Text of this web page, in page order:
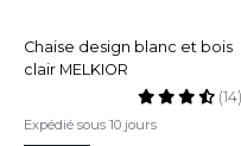
Chaise design blanc et bois
clair MELKIOR
Expédié sous 10 jours
(14)